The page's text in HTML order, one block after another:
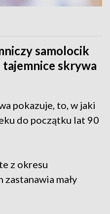
samolocik
tajemnice skrywa
pokazuje, to, w jaki
do początku lat 90
z okresu
mały